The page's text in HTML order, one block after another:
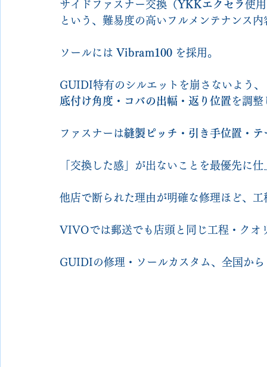
サイドファスナー交換（ YKKエクセラ使
という、難易度の高いフルメンテナンス内
ソールには Vibram100 を採用。
GUIDI特有のシルエットを崩さないよう、
底付け角度・コバの出幅・返り位置 を調整
ファスナーは縫製ピッチ・引き手位置・テ
「交換した感」が出ないことを最優先に
他店で断られた理由が明確な修理ほど、
VIVOでは郵送でも店頭と同じ工程・クオ
GUIDIの修理・ソールカスタム、全国か